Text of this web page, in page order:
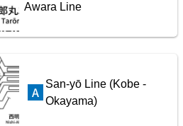
メロンブックス
Awara Line
San-yō Line (Kobe -
Okayama)